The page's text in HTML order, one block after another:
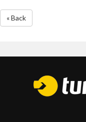
« Back